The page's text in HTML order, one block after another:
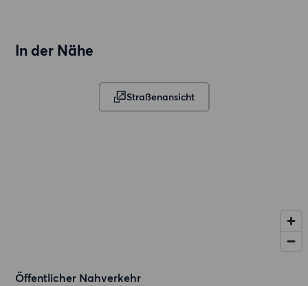
In der Nähe
Straßenansicht
Öffentlicher Nahverkehr